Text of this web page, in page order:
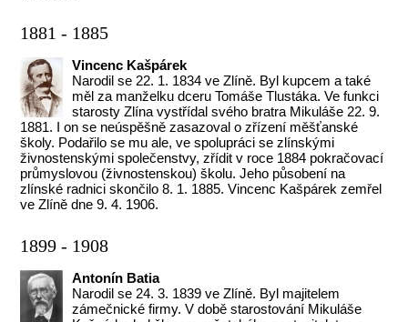
1881 - 1885
Vincenc Kašpárek
Narodil se 22. 1. 1834 ve Zlíně. Byl kupcem a také
měl za manželku dceru Tomáše Tlustáka. Ve funkci
starosty Zlína vystřídal svého bratra Mikuláše 22. 9.
1881. I on se neúspěšně zasazoval o zřízení měšťanské
školy. Podařilo se mu ale, ve spolupráci se zlínskými
živnostenskými společenstvy, zřídit v roce 1884 pokračovací
průmyslovou (živnostenskou) školu. Jeho působení na
zlínské radnici skončilo 8. 1. 1885. Vincenc Kašpárek zemřel
ve Zlíně dne 9. 4. 1906.
1899 - 1908
Antonín Batia
Narodil se 24. 3. 1839 ve Zlíně. Byl majitelem
zámečnické firmy. V době starostování Mikuláše